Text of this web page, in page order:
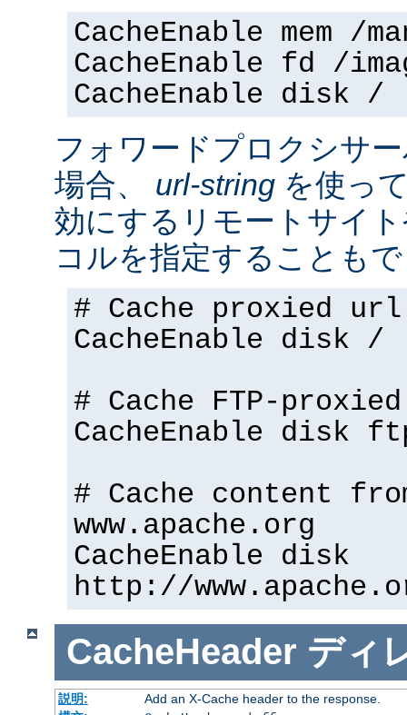
CacheEnable mem /
CacheEnable fd /
CacheEnable disk /
フォワードプロクシサ
場合、 url-string を使っ
効にするリモートサイ
コルを指定することも
# Cache proxied
CacheEnable disk /
# Cache FTP-
CacheEnable disk
# Cache content
www.apache.org
CacheEnable disk
http://
CacheHeader ディ
説明:
Add an X-Cache header to the response.